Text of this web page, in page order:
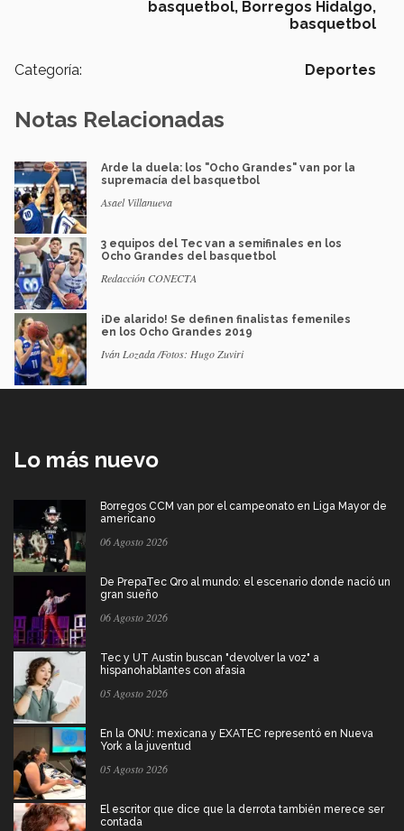
basquetbol, Borregos Hidalgo,
basquetbol
Categoría: Deportes
Notas Relacionadas
Arde la duela: los "Ocho Grandes" van por la
supremacía del basquetbol
Asael Villanueva
3 equipos del Tec van a semifinales en los
Ocho Grandes del basquetbol
Redacción CONECTA
¡De alarido! Se definen finalistas femeniles
en los Ocho Grandes 2019
Iván Lozada /Fotos: Hugo Zuviri
Lo más nuevo
Borregos CCM van por el campeonato en Liga Mayor de
americano
06 Agosto 2026
De PrepaTec Qro al mundo: el escenario donde nació un
gran sueño
06 Agosto 2026
Tec y UT Austin buscan "devolver la voz" a
hispanohablantes con afasia
05 Agosto 2026
En la ONU: mexicana y EXATEC representó en Nueva
York a la juventud
05 Agosto 2026
El escritor que dice que la derrota también merece ser
contada